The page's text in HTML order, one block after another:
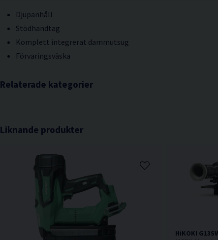
Djupanhåll
Stödhandtag
Komplett integrerat dammutsug
Förvaringsväska
Relaterade kategorier
Liknande produkter
HiKOKI